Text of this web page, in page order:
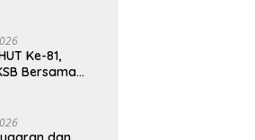
Ke-81,
Bersama
Kehidupan”